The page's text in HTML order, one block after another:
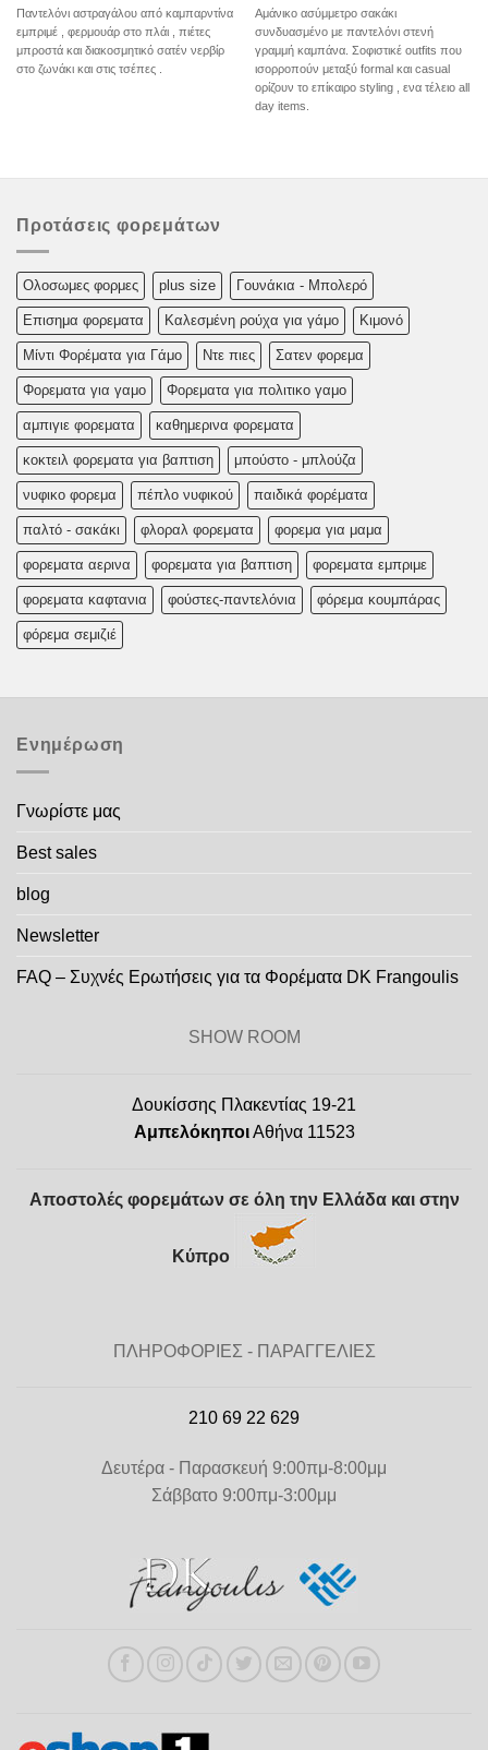
Παντελόνι αστραγάλου από καμπαρντίνα
εμπριμέ , φερμουάρ στο πλάι , πιέτες
μπροστά και διακοσμητικό σατέν νερβίρ
στο ζωνάκι και στις τσέπες .
Αμάνικο ασύμμετρο σακάκι
συνδυασμένο με παντελόνι στενή
γραμμή καμπάνα. Σοφιστικέ outfits που
ισορροπούν μεταξύ formal και casual
ορίζουν το επίκαιρο styling , ενα τέλειο all
day items.
Προτάσεις φορεμάτων
Oλoσωμες φoρμες plus size Γουνάκια - Μπολερό
Επισημα φορεματα Καλεσμένη ρούχα για γάμο Κιμονό
Μίντι Φορέματα για Γάμο Ντε πιες Σατεν φορεμα
Φορεματα για γαμο Φορεματα για πολιτικο γαμο
αμπιγιε φορεματα καθημερινα φορεματα
κοκτειλ φορεματα για βαπτιση μπούστο - μπλούζα
νυφικο φορεμα πέπλο νυφικού παιδικά φορέματα
παλτό - σακάκι φλοραλ φορεματα φορεμα για μαμα
φορεματα αερινα φορεματα για βαπτιση φορεματα εμπριμε
φορεματα καφτανια φούστες-παντελόνια φόρεμα κουμπάρας
φόρεμα σεμιζιέ
Ενημέρωση
Γνωρίστε μας
Best sales
blog
Newsletter
FAQ – Συχνές Ερωτήσεις για τα Φορέματα DK Frangoulis
SHOW ROOM
Δουκίσσης Πλακεντίας 19-21
ΑμπελόκηποιΑθήνα 11523
Αποστολές φορεμάτων σε όλη την Ελλάδα και στην
Κύπρο
ΠΛΗΡΟΦΟΡΙΕΣ - ΠΑΡΑΓΓΕΛΙΕΣ
210 69 22 629
Δευτέρα - Παρασκευή 9:00πμ-8:00μμ
Σάββατο 9:00πμ-3:00μμ